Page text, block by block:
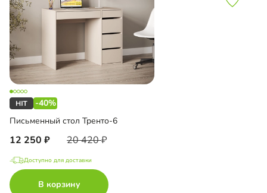
-40%
Письменный стол Тренто-6
12 250 20 420
Доступно для доставки
В корзину